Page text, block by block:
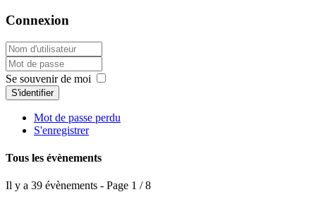
Connexion
Se souvenir de moi
S'identifier
Mot de passe perdu
S'enregistrer
Tous les évènements
Il y a 39 évènements - Page 1 / 8